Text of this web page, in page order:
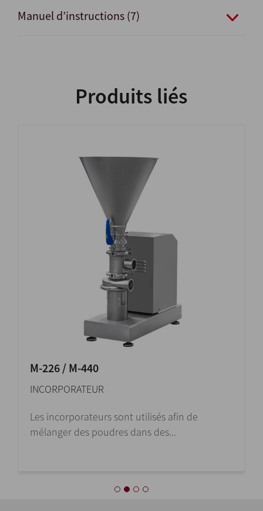
Manuel d’instructions (7)
Produits liés
M-226 / M-440
INCORPORATEUR
Les incorporateurs sont utilisés afin de
mélanger des poudres dans des...